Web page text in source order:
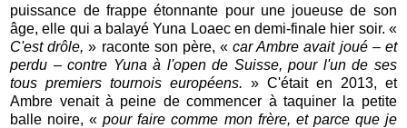
puissance de frappe étonnante pour une joueuse de son
âge, elle qui a balayé Yuna Loaec en demi-finale hier soir. «
C'est drôle, » raconte son père, «car Ambre avait joué – et
perdu – contre Yuna à l'open de Suisse, pour l'un de ses
tous premiers tournois européens. » C'était en 2013, et
Ambre venait à peine de commencer à taquiner la petite
balle noire, «pour faire comme mon frère, et parce que je